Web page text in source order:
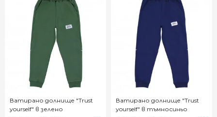
Ватирано долнище "Trust
yourself" в зелено
Ватирано долнище "Trust
yourself" в тъмносиньо